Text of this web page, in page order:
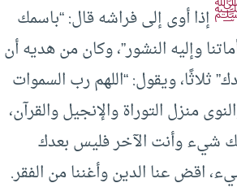
إذا أوى إلى فراشه قال: “باسمك
وإليه النشور”، وكان من هديه أن
ويقول: “اللهم رب السموات
منزل التوراة والإنجيل والقرآن،
شيء وأنت الآخر فليس بعدك
اقض عنا الدين وأغننا من الفقر.